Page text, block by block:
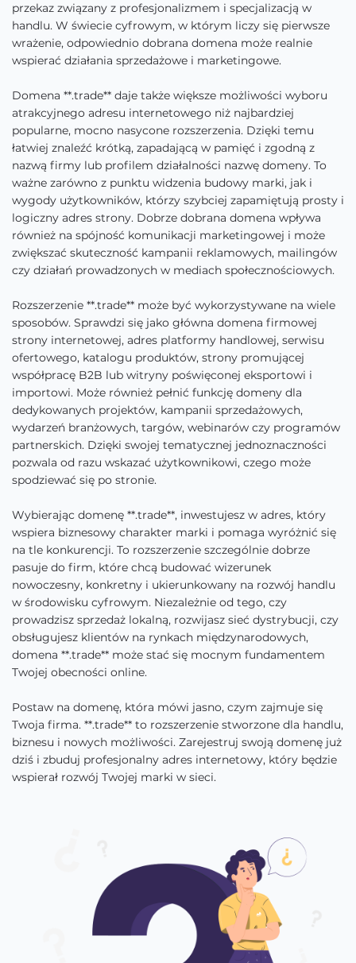
przekaz związany z profesjonalizmem i specjalizacją w
handlu. W świecie cyfrowym, w którym liczy się pierwsze
wrażenie, odpowiednio dobrana domena może realnie
wspierać działania sprzedażowe i marketingowe.
Domena **.trade** daje także większe możliwości wyboru
atrakcyjnego adresu internetowego niż najbardziej
popularne, mocno nasycone rozszerzenia. Dzięki temu
łatwiej znaleźć krótką, zapadającą w pamięć i zgodną z
nazwą firmy lub profilem działalności nazwę domeny. To
ważne zarówno z punktu widzenia budowy marki, jak i
wygody użytkowników, którzy szybciej zapamiętują prosty i
logiczny adres strony. Dobrze dobrana domena wpływa
również na spójność komunikacji marketingowej i może
zwiększać skuteczność kampanii reklamowych, mailingów
czy działań prowadzonych w mediach społecznościowych.
Rozszerzenie **.trade** może być wykorzystywane na wiele
sposobów. Sprawdzi się jako główna domena firmowej
strony internetowej, adres platformy handlowej, serwisu
ofertowego, katalogu produktów, strony promującej
współpracę B2B lub witryny poświęconej eksportowi i
importowi. Może również pełnić funkcję domeny dla
dedykowanych projektów, kampanii sprzedażowych,
wydarzeń branżowych, targów, webinarów czy programów
partnerskich. Dzięki swojej tematycznej jednoznaczności
pozwala od razu wskazać użytkownikowi, czego może
spodziewać się po stronie.
Wybierając domenę **.trade**, inwestujesz w adres, który
wspiera biznesowy charakter marki i pomaga wyróżnić się
na tle konkurencji. To rozszerzenie szczególnie dobrze
pasuje do firm, które chcą budować wizerunek
nowoczesny, konkretny i ukierunkowany na rozwój handlu
w środowisku cyfrowym. Niezależnie od tego, czy
prowadzisz sprzedaż lokalną, rozwijasz sieć dystrybucji, czy
obsługujesz klientów na rynkach międzynarodowych,
domena **.trade** może stać się mocnym fundamentem
Twojej obecności online.
Postaw na domenę, która mówi jasno, czym zajmuje się
Twoja firma. **.trade** to rozszerzenie stworzone dla handlu,
biznesu i nowych możliwości. Zarejestruj swoją domenę już
dziś i zbuduj profesjonalny adres internetowy, który będzie
wspierał rozwój Twojej marki w sieci.